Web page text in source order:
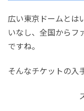
広い東京ドームとは
いなし、全国からフ
ですね。
そんなチケットの入